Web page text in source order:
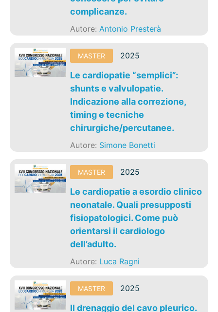
complicanze.
Autore:Antonio Presterà
MASTER 2025
Le cardiopatie “semplici”:
shunts e valvulopatie.
Indicazione alla correzione,
timing e tecniche
chirurgiche/percutanee.
Autore: Simone Bonetti
MASTER 2025
Le cardiopatie a esordio clinico
neonatale. Quali presupposti
fisiopatologici. Come può
orientarsi il cardiologo
dell’adulto.
Autore: Luca Ragni
MASTER 2025
Il drenaggio del cavo pleurico.